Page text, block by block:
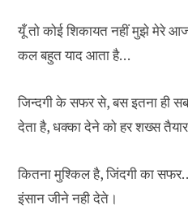
यूँ तो कोई शिकायत नहीं मुझे मेरे
कल बहुत याद आता है…
जिन्दगी के सफर से, बस इतना ही
देता है, धक्का देने को हर शख्स
कितना मुश्किल है, जिंदगी का
इंसान जीने नही देते।